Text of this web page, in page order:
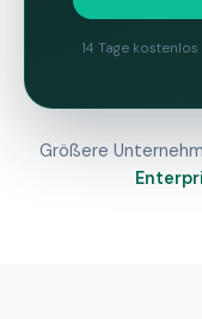
14 Tage
Größere